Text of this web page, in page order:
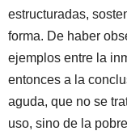
estructuradas,
forma. De haber
ejemplos entre la
entonces a la
aguda, que no se
uso, sino de la